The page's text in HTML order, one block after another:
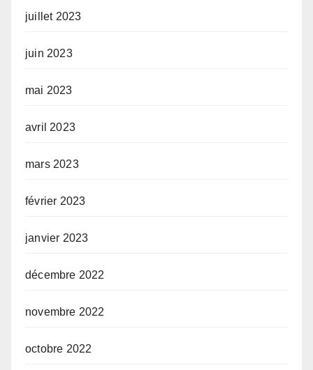
juillet 2023
juin 2023
mai 2023
avril 2023
mars 2023
février 2023
janvier 2023
décembre 2022
novembre 2022
octobre 2022